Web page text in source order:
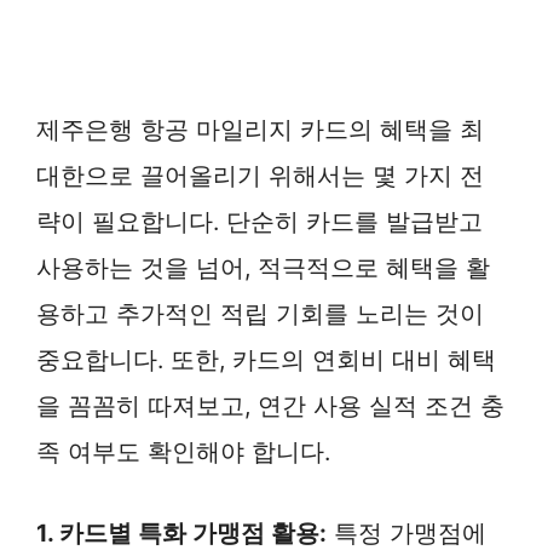
제주은행 항공 마일리지 카드의 혜택을 최
대한으로 끌어올리기 위해서는 몇 가지 전
략이 필요합니다. 단순히 카드를 발급받고
사용하는 것을 넘어, 적극적으로 혜택을 활
용하고 추가적인 적립 기회를 노리는 것이
중요합니다. 또한, 카드의 연회비 대비 혜택
을 꼼꼼히 따져보고, 연간 사용 실적 조건 충
족 여부도 확인해야 합니다.
1. 카드별 특화 가맹점 활용: 특정 가맹점에